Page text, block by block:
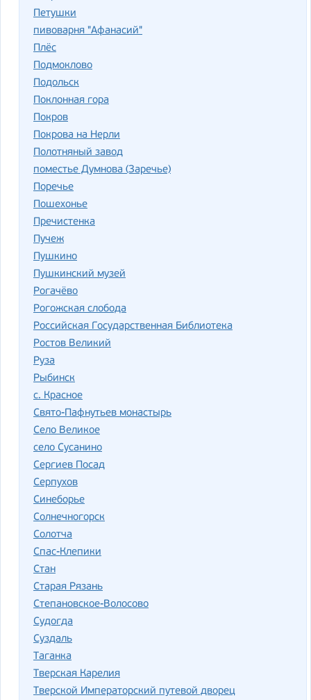
Петушки
пивоварня "Афанасий"
Плёс
Подмоклово
Подольск
Поклонная гора
Покров
Покрова на Нерли
Полотняный завод
поместье Думнова (Заречье)
Поречье
Пошехонье
Пречистенка
Пучеж
Пушкино
Пушкинский музей
Рогачёво
Рогожская слобода
Российская Государственная Библиотека
Ростов Великий
Руза
Рыбинск
с. Красное
Свято-Пафнутьев монастырь
Село Великое
село Сусанино
Сергиев Посад
Серпухов
Синеборье
Солнечногорск
Солотча
Спас-Клепики
Стан
Старая Рязань
Степановское-Волосово
Судогда
Суздаль
Таганка
Тверская Карелия
Тверской Императорский путевой дворец